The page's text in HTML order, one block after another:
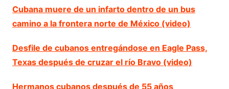
Cubana muere de un infarto dentro de un bus
camino a la frontera norte de México (video)
Desfile de cubanos entregándose en Eagle Pass,
Texas después de cruzar el río Bravo (video)
Hermanos cubanos después de 55 años